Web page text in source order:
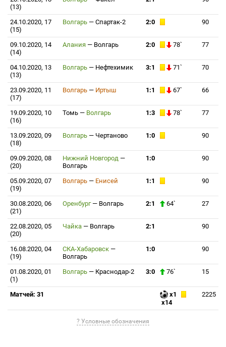
(13)
24.10.2020, 17
(15)
Волгарь — Спартак-2 2:0 90
09.10.2020, 14
(14)
Алания — Волгарь 2:0 78` 77
04.10.2020, 13
(13)
Волгарь — Нефтехимик 3:1 71` 70
23.09.2020, 11
(17)
Волгарь — Иртыш 1:1 67` 66
19.09.2020, 10
(16)
Томь — Волгарь 1:3 78` 77
13.09.2020, 09
(18)
Волгарь — Чертаново 1:0 90
09.09.2020, 08
(20)
Нижний Новгород —
Волгарь
1:0 90
05.09.2020, 07
(19)
Волгарь — Енисей 1:1 90
30.08.2020, 06
(21)
Оренбург — Волгарь 2:1 64` 27
22.08.2020, 05
(20)
Чайка — Волгарь 2:1 90
16.08.2020, 04
(19)
СКА-Хабаровск —
Волгарь
1:0 90
01.08.2020, 01
(1)
Волгарь — Краснодар-2 3:0 76` 15
Матчей: 31
x1
x14
2225
? Условные обозначения